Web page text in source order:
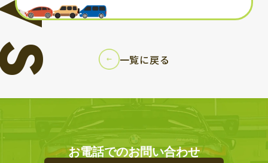
一覧に戻る
お電話でのお問い合わせ